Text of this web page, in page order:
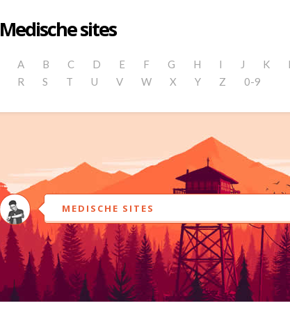
Medische sites
A B C D E F G H I J K
R
S T U V W X Y Z 0-9
MEDISCHE SITES